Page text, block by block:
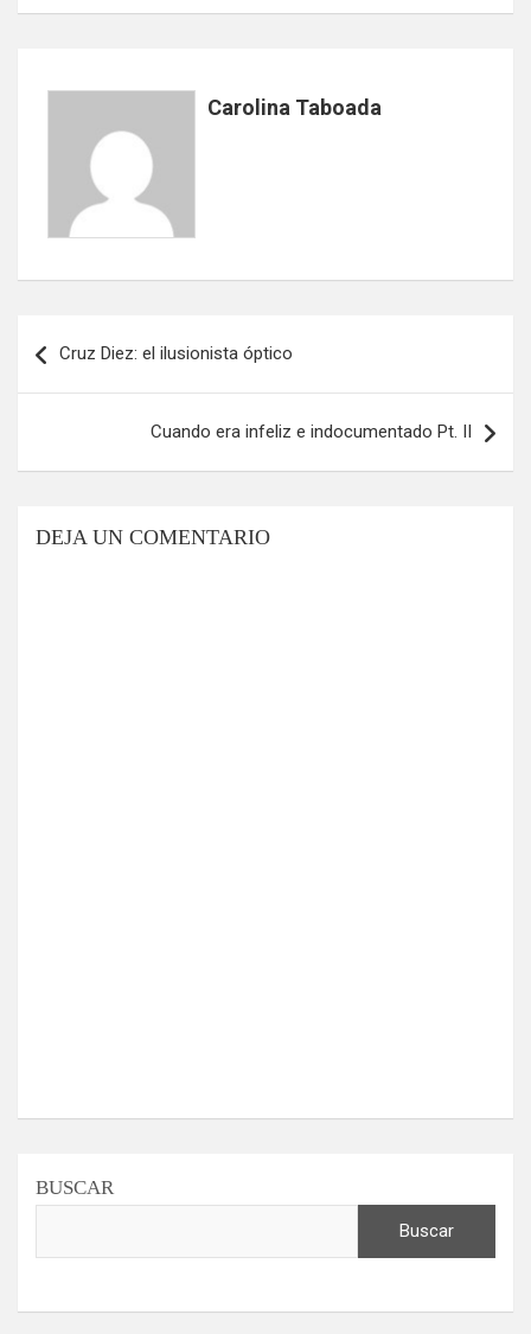
Carolina Taboada
de
Cruz Diez: el ilusionista óptico
Cuando era infeliz e indocumentado Pt. II
DEJA UN COMENTARIO
BUSCAR
Buscar